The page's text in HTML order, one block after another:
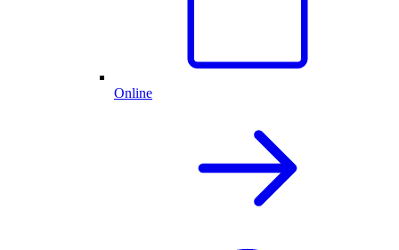
Online